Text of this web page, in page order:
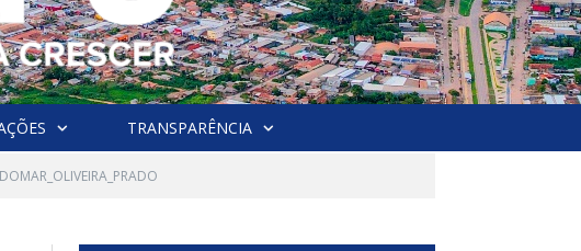
TRANSPARÊNCIA